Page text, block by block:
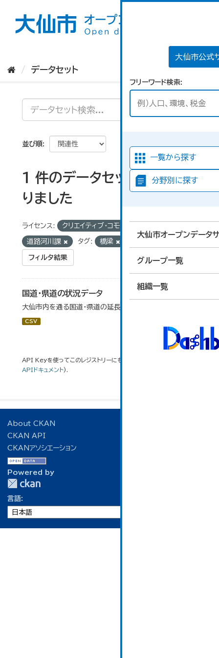
大仙市公式
フリーワード検索
一覧から探す
分野別に探す
大仙市オープンデータ
グループ一覧
組織一覧
データセット
並び順
1 件のデータセットが見つか
りました
ライセンス: クリエイティブ・コモンズ 表示
道路河川課 タグ: 橋梁
フィルタ結果
国道・県道の状況データ
大仙市内を通る国道・県道の延長等データです。
CSV
API Keyを使ってこのレジストリーにもアクセス可能です
APIドキュメント).
About CKAN
CKAN API
CKANアソシエーション
Powered by
言語